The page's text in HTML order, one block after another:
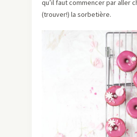
qu’il faut commencer par aller
(trouver!) la sorbetière.